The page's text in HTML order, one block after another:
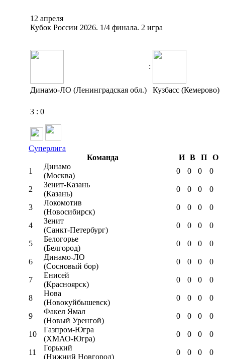
12 апреля
Кубок России 2026. 1/4 финала. 2 игра
:
Динамо-ЛО (Ленинградская обл.) Кузбасс (Кемерово)
3 : 0
Суперлига
Команда
И В П
О
1
Динамо
(Москва)
0 0 0 0
2
Зенит-Казань
(Казань)
0 0 0 0
3
Локомотив
(Новосибирск)
0 0 0 0
4
Зенит
(Санкт-Петербург)
0 0 0 0
5
Белогорье
(Белгород)
0 0 0 0
6
Динамо-ЛО
(Сосновый бор)
0 0 0 0
7
Енисей
(Красноярск)
0 0 0 0
8
Нова
(Новокуйбышевск)
0 0 0 0
9
Факел Ямал
(Новый Уренгой)
0 0 0 0
10
Газпром-Югра
(ХМАО-Югра)
0 0 0 0
11
Горький
(Нижний Новгород)
0 0 0 0